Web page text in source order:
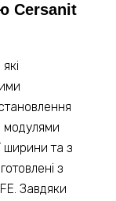
Cersanit
модулями
ширини та з
з
Завдяки